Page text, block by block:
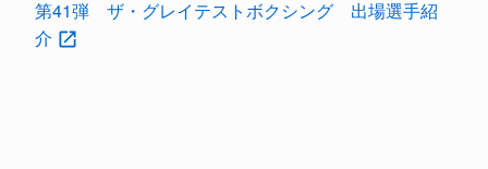
第41弾 ザ・グレイテストボクシング 出場選手紹
介